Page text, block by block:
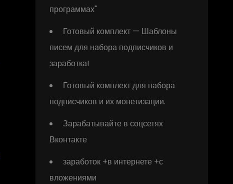
программах"
Готовый комплект — Шаблоны
писем для набора подписчиков и
заработка!
Готовый комплект для набора
подписчиков и их монетизации.
Зарабатывайте в соцсетях
Вконтакте
заработок +в интернете +с
вложениями